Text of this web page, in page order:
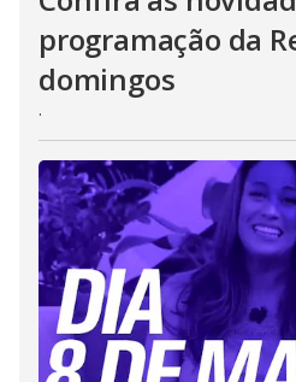
programação da
domingos
.